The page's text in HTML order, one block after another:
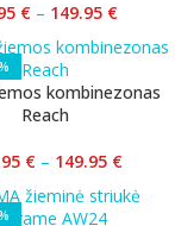
€ – 149.95 €
kombinezonas
Reach
€ – 149.95 €